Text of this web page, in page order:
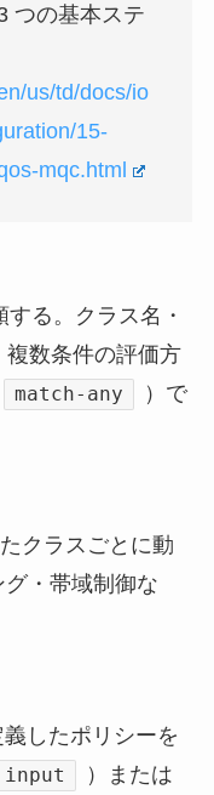
つの基本ステ
us/td/docs/io
15-
mqc.html
る。クラス名・
複数条件の評価方
match-any
）で
クラスごとに動
・帯域制御な
したポリシーを
input
）または